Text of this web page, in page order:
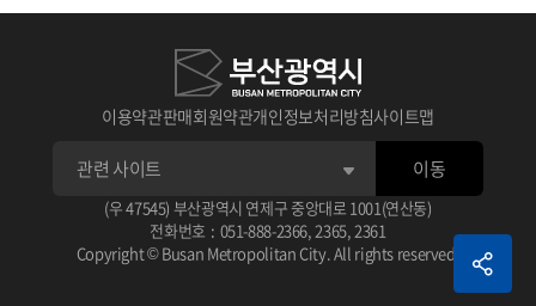
이용약관판매회원약관개인정보처리방침사이트맵
(우 47545) 부산광역시 연제구 중앙대로 1001(연산동)
전화번호 : 051-888-2366, 2365, 2361
Copyright © Busan Metropolitan City. All rights reserved.
이동